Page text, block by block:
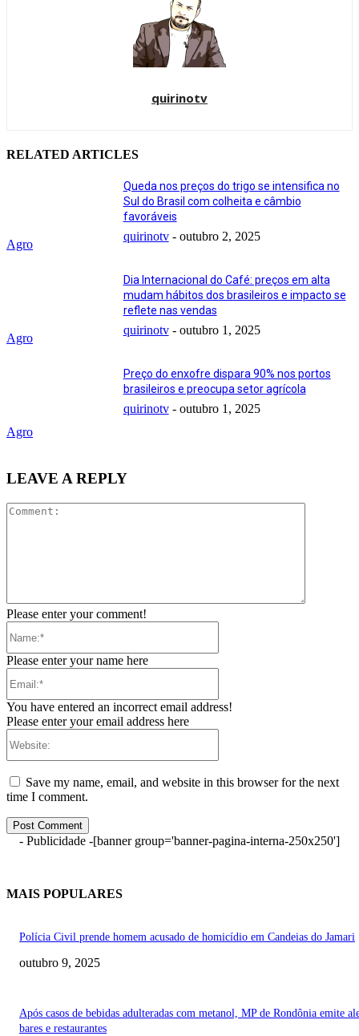
quirinotv
RELATED ARTICLES
Agro
Queda nos preços do trigo se intensifica no
Sul do Brasil com colheita e câmbio
favoráveis
quirinotv - outubro 2, 2025
Agro
Dia Internacional do Café: preços em alta
mudam hábitos dos brasileiros e impacto se
reflete nas vendas
quirinotv - outubro 1, 2025
Agro
Preço do enxofre dispara 90% nos portos
brasileiros e preocupa setor agrícola
quirinotv - outubro 1, 2025
LEAVE A REPLY
Please enter your comment!
Please enter your name here
You have entered an incorrect email address!
Please enter your email address here
Save my name, email, and website in this browser for the next
time I comment.
- Publicidade -[banner group='banner-pagina-interna-250x250']
MAIS POPULARES
Polícia Civil prende homem acusado de homicídio em Candeias do Jamari
outubro 9, 2025
Após casos de bebidas adulteradas com metanol, MP de Rondônia emite
bares e restaurantes